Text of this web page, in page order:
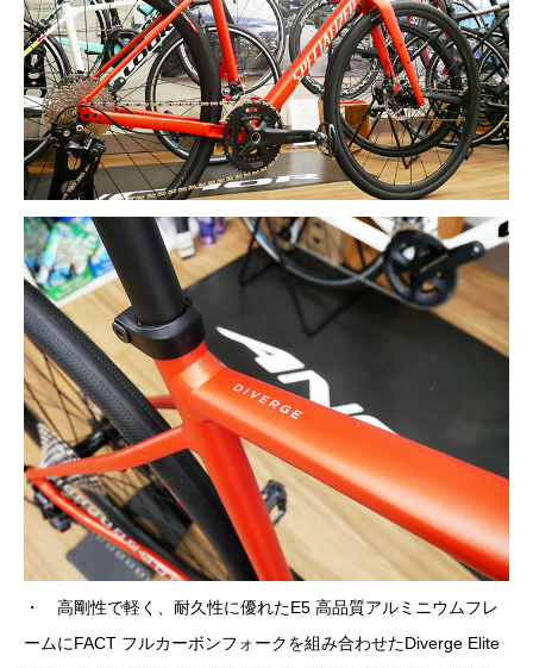
・ 高剛性で軽く、耐久性に優れたE5 高品質アルミニウムフレ
ームにFACT フルカーボンフォークを組み合わせたDiverge Elite